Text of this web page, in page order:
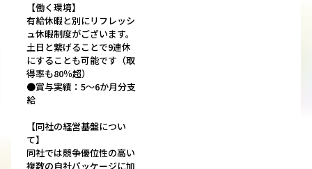
【働く環境】
有給休暇と別にリフレッシ
ュ休暇制度がございます。
土日と繋げることで9連休
にすることも可能です（取
得率も80％超）
●賞与実績：5～6か月分支
給
【同社の経営基盤につい
て】
同社では競争優位性の高い
複数の自社パッケージに加